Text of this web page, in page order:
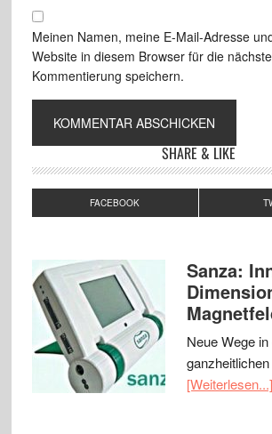
Meinen Namen, meine E-Mail-Adresse
Website in diesem Browser für die nächste
Kommentierung speichern.
SHARE & LIKE
FACEBOOK
Sanza:
Neue Wege in
[Weiterlesen...]